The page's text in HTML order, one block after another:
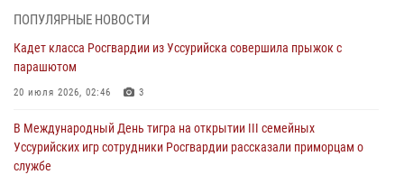
Во Владивостоке во дворе жилого дома сотрудники
29 июля 2026, 01:17
В День Крещения Руси в Князь-Владимирском храме – Главном
ходом
28 июля 2026, 10:29 3
ПОПУЛЯРНЫЕ НОВОСТИ
Кадет класса Росгвардии из Уссурийска совершила прыжок с
парашютом
20 июля 2026, 02:46 3
В Международный День тигра на открытии III семейных
Уссурийских игр сотрудники Росгвардии рассказали приморцам о
службе